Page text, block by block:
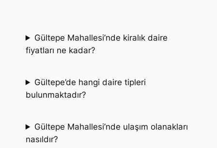
Gültepe Mahallesi’nde kiralık daire
fiyatları ne kadar?
Gültepe’de hangi daire tipleri
bulunmaktadır?
Gültepe Mahallesi’nde ulaşım olanakları
nasıldır?